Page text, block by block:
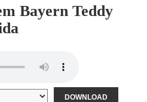
Bayern Teddy
DOWNLOAD